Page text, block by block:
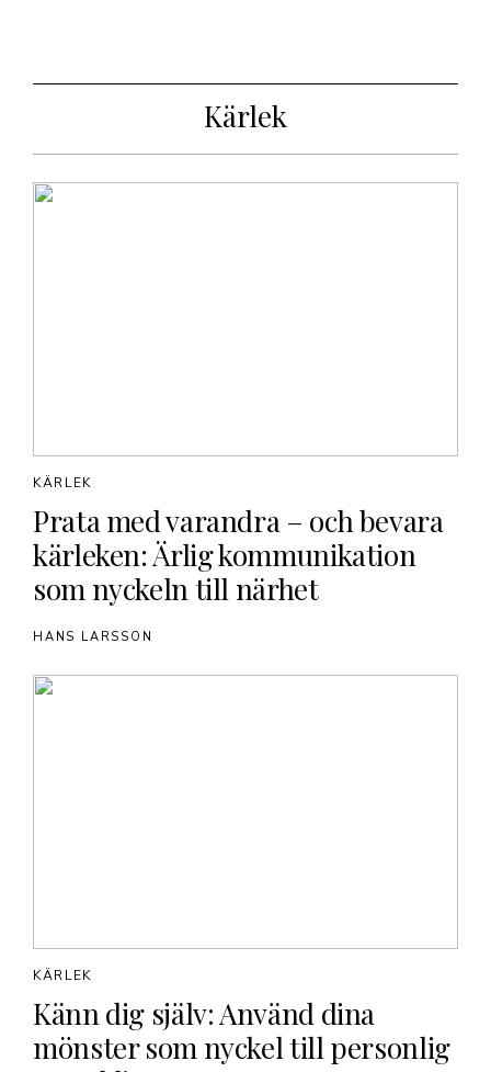
Kärlek
Prata med varandra – och bevara
kärleken: Ärlig kommunikation
som nyckeln till närhet
KÄRLEK
HANS LARSSON
Känn dig själv: Använd dina
mönster som nyckel till personlig
KÄRLEK